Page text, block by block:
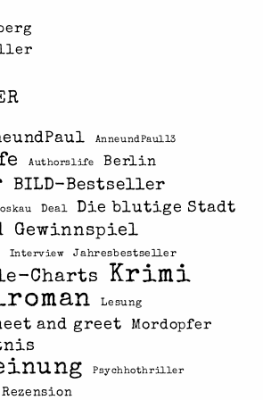
AnneundPaul13
Authorslife Berlin
BILD-Bestseller
Deal Die blutige Stadt
Gewinnspiel
Interview Jahresbestseller
Charts
Krimi
Lesung
and greet Mordopfer
Psychhothriller
Rezension